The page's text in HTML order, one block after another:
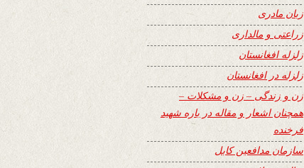
زبان مادری
زراعتی و مالداری
زلزله افغانستان
زلزله در افغانستان
زن و زندگی – زن و مشکلات –
همچنان اشعار و مقاله در باره شهید
فرخنده
سازمان مدافعین کابل